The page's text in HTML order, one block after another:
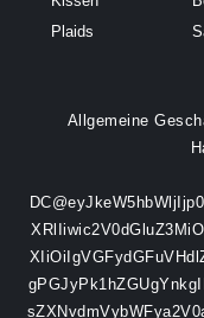
Plaids
Allgemeine